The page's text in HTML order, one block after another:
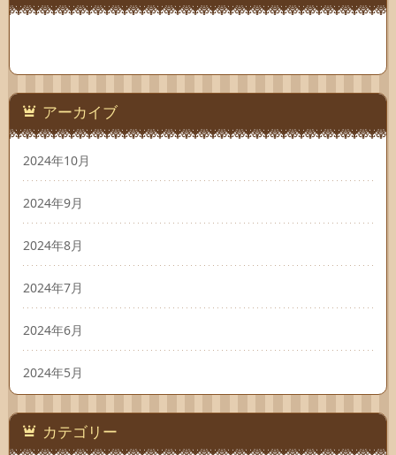
アーカイブ
2024年10月
2024年9月
2024年8月
2024年7月
2024年6月
2024年5月
カテゴリー